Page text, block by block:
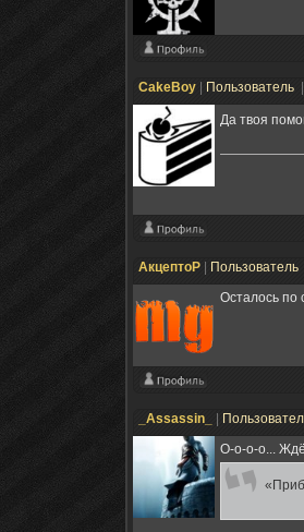
CakeBoy Пользователь
Да твоя
АкцептоР Пользователь
Осталось по
_Assassin_
О-о-о-о...